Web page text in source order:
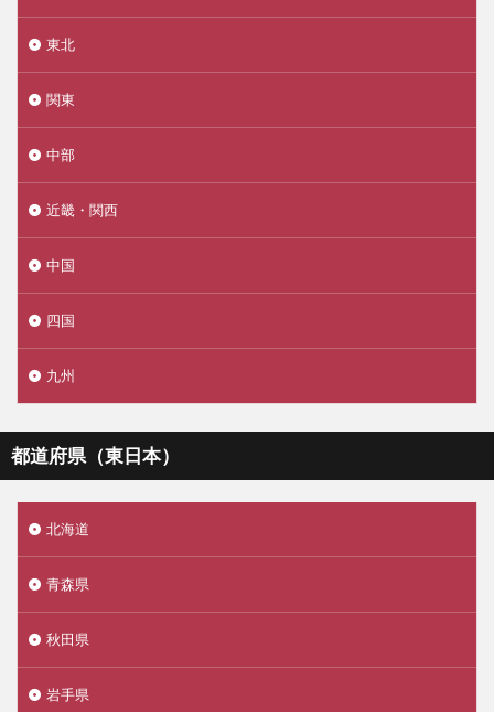
東北
関東
中部
近畿・関西
中国
四国
九州
都道府県（東日本）
北海道
青森県
秋田県
岩手県